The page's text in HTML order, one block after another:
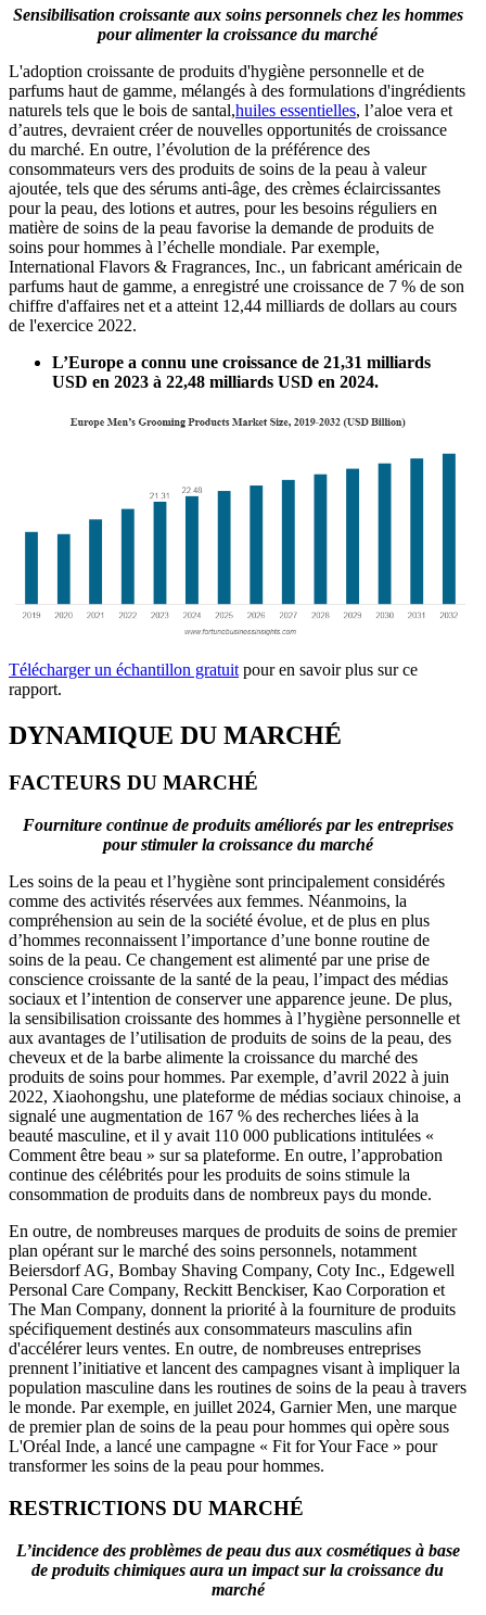
Sensibilisation croissante aux soins personnels chez les hommes
pour alimenter la croissance du marché
L'adoption croissante de produits d'hygiène personnelle et de
parfums haut de gamme, mélangés à des formulations d'ingrédients
naturels tels que le bois de santal,huiles essentielles, l’aloe vera et
d’autres, devraient créer de nouvelles opportunités de croissance
du marché. En outre, l’évolution de la préférence des
consommateurs vers des produits de soins de la peau à valeur
ajoutée, tels que des sérums anti-âge, des crèmes éclaircissantes
pour la peau, des lotions et autres, pour les besoins réguliers en
matière de soins de la peau favorise la demande de produits de
soins pour hommes à l’échelle mondiale. Par exemple,
International Flavors & Fragrances, Inc., un fabricant américain de
parfums haut de gamme, a enregistré une croissance de 7 % de son
chiffre d'affaires net et a atteint 12,44 milliards de dollars au cours
de l'exercice 2022.
L’Europe a connu une croissance de 21,31 milliards
USD en 2023 à 22,48 milliards USD en 2024.
Télécharger un échantillon gratuit pour en savoir plus sur ce
rapport.
DYNAMIQUE DU MARCHÉ
FACTEURS DU MARCHÉ
Fourniture continue de produits améliorés par les entreprises
pour stimuler la croissance du marché
Les soins de la peau et l’hygiène sont principalement considérés
comme des activités réservées aux femmes. Néanmoins, la
compréhension au sein de la société évolue, et de plus en plus
d’hommes reconnaissent l’importance d’une bonne routine de
soins de la peau. Ce changement est alimenté par une prise de
conscience croissante de la santé de la peau, l’impact des médias
sociaux et l’intention de conserver une apparence jeune. De plus,
la sensibilisation croissante des hommes à l’hygiène personnelle et
aux avantages de l’utilisation de produits de soins de la peau, des
cheveux et de la barbe alimente la croissance du marché des
produits de soins pour hommes. Par exemple, d’avril 2022 à juin
2022, Xiaohongshu, une plateforme de médias sociaux chinoise, a
signalé une augmentation de 167 % des recherches liées à la
beauté masculine, et il y avait 110 000 publications intitulées «
Comment être beau » sur sa plateforme. En outre, l’approbation
continue des célébrités pour les produits de soins stimule la
consommation de produits dans de nombreux pays du monde.
En outre, de nombreuses marques de produits de soins de premier
plan opérant sur le marché des soins personnels, notamment
Beiersdorf AG, Bombay Shaving Company, Coty Inc., Edgewell
Personal Care Company, Reckitt Benckiser, Kao Corporation et
The Man Company, donnent la priorité à la fourniture de produits
spécifiquement destinés aux consommateurs masculins afin
d'accélérer leurs ventes. En outre, de nombreuses entreprises
prennent l’initiative et lancent des campagnes visant à impliquer la
population masculine dans les routines de soins de la peau à travers
le monde. Par exemple, en juillet 2024, Garnier Men, une marque
de premier plan de soins de la peau pour hommes qui opère sous
L'Oréal Inde, a lancé une campagne « Fit for Your Face » pour
transformer les soins de la peau pour hommes.
RESTRICTIONS DU MARCHÉ
L’incidence des problèmes de peau dus aux cosmétiques à base
de produits chimiques aura un impact sur la croissance du
marché